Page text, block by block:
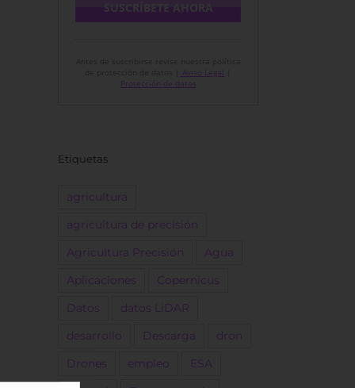
Aviso Legal
Protección de datos
Etiquetas
agricultura
agricultura de precisión
Agricultura Precisión Agua
Aplicaciones Copernicus
Datos datos LiDAR
desarrollo Descarga dron
Drones empleo ESA